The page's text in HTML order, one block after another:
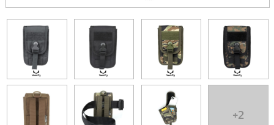
+2